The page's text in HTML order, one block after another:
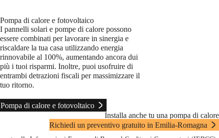
Pompa di calore e fotovoltaico
I pannelli solari e pompe di calore possono
essere combinati per lavorare in sinergia e
riscaldare la tua casa utilizzando energia
rinnovabile al 100%, aumentando ancora dui
più i tuoi risparmi. Inoltre, puoi usofruire di
entrambi detrazioni fiscali per massimizzare il
tuo ritorno.
Pompa di calore e fotovoltaico
Installa anche tu una pompa di calore
Richiedi un preventivo gratuito in Emilia-Romagna